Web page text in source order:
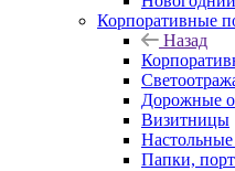
Корпоративные
Назад
Дорожные
Визитницы
Настольные
Папки,